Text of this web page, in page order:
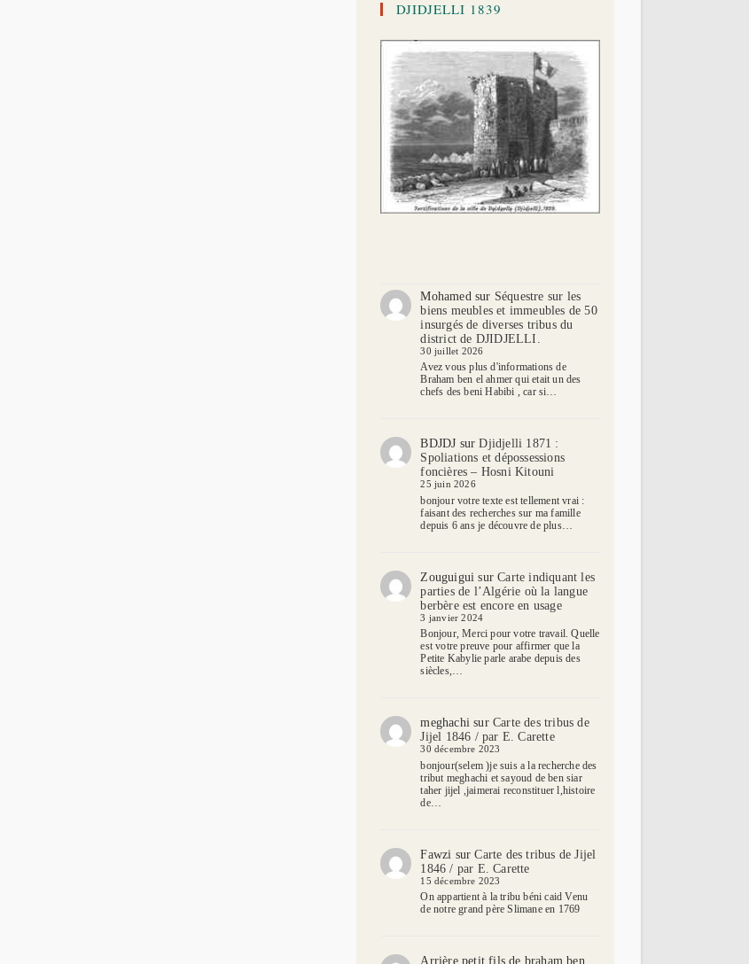
DJIDJELLI 1839
Mohamed sur Séquestre sur les
biens meubles et immeubles de 50
insurgés de diverses tribus du
district de DJIDJELLI.
30 juillet 2026
Avez vous plus d'informations de
Braham ben el ahmer qui etait un des
chefs des beni Habibi , car si…
BDJDJ surDjidjelli 1871 :
Spoliations et dépossessions
foncières – Hosni Kitouni
25 juin 2026
bonjour votre texte est tellement vrai :
faisant des recherches sur ma famille
depuis 6 ans je découvre de plus…
Zouguigui surCarte indiquant les
parties de l’Algérie où la langue
berbère est encore en usage
3 janvier 2024
Bonjour, Merci pour votre travail. Quelle
est votre preuve pour affirmer que la
Petite Kabylie parle arabe depuis des
siècles,…
meghachisur Carte des tribus de
Jijel 1846 / par E. Carette
30 décembre 2023
bonjour(selem )je suis a la recherche des
tribut meghachi et sayoud de ben siar
taher jijel ,jaimerai reconstituer l,histoire
de…
Fawzi surCarte des tribus de Jijel
1846 / par E. Carette
15 décembre 2023
On appartient à la tribu béni caid Venu
de notre grand père Slimane en 1769
Arrière petit fils de braham ben